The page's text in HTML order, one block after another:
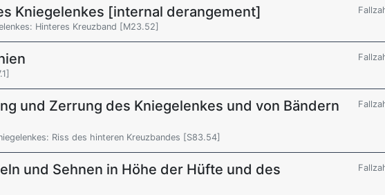
Kniegelenkes [internal derangement]
Hinteres Kreuzband [M23.52]
und Zerrung des Kniegelenkes und von Bändern
Riss des hinteren Kreuzbandes [S83.54]
und Sehnen in Höhe der Hüfte und des